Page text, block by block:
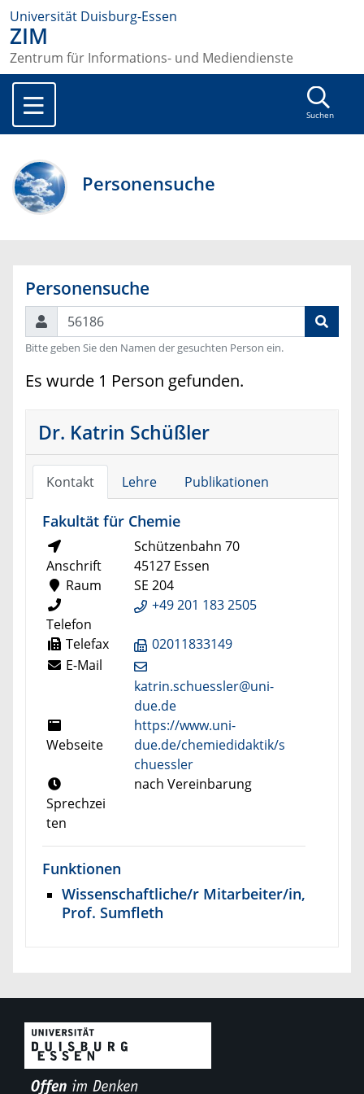
Universität Duisburg-Essen
ZIM
Zentrum für Informations- und Mediendienste
Suchen
Personensuche
Personensuche
Suchen
Bitte geben Sie den Namen der gesuchten Person ein.
Es wurde 1 Person gefunden.
Dr. Katrin Schüßler
Kontakt Lehre Publikationen
Fakultät für Chemie
Anschrift
Schützenbahn 70
45127 Essen
Raum
SE 204
Telefon
+49 201 183 2505
Telefax
02011833149
E-Mail
katrin.schuessler@uni-
due.de
Webseite
https://www.uni-
due.de/chemiedidaktik/s
chuessler
Sprechzei
ten
nach Vereinbarung
Funktionen
Wissenschaftliche/r Mitarbeiter/in,
Prof. Sumfleth